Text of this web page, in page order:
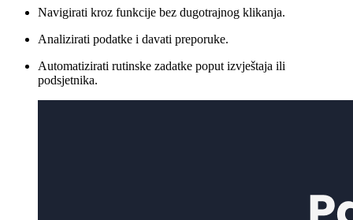
Navigirati kroz funkcije bez dugotrajnog klikanja.
Analizirati podatke i davati preporuke.
Automatizirati rutinske zadatke poput izvještaja ili
podsjetnika.